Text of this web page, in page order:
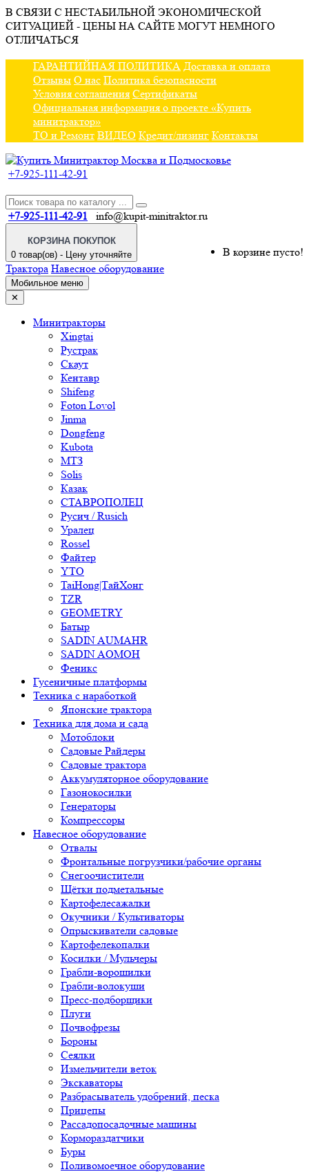
В СВЯЗИ С НЕСТАБИЛЬНОЙ ЭКОНОМИЧЕСКОЙ
СИТУАЦИЕЙ - ЦЕНЫ НА САЙТЕ МОГУТ НЕМНОГО
ОТЛИЧАТЬСЯ
ГАРАНТИЙНАЯ ПОЛИТИКА Доставка и оплата
Отзывы О нас Политика безопасности
Условия соглашения Сертификаты
Официальная информация о проекте «Купить
минитрактор»
ТО и Ремонт ВИДЕО Кредит/лизинг Контакты
+7-925-111-42-91
+7-925-111-42-91 info@kupit-minitraktor.ru
КОРЗИНА ПОКУПОК
0 товар(ов) - Цену уточняйте
В корзине пусто!
Трактора Навесное оборудование
Мобильное меню
✕
Минитракторы
Xingtai
Рустрак
Скаут
Кентавр
Shifeng
Foton Lovol
Jinma
Dongfeng
Kubota
МТЗ
Solis
Казак
СТАВРОПОЛЕЦ
Русич / Rusich
Уралец
Rossel
Файтер
YTO
TaiHong|ТайХонг
TZR
GEOMETRY
Батыр
SADIN AUMAHR
SADIN AOMOH
Феникс
Гусеничные платформы
Техника с наработкой
Японские трактора
Техника для дома и сада
Мотоблоки
Садовые Райдеры
Садовые трактора
Аккумуляторное оборудование
Газонокосилки
Генераторы
Компрессоры
Навесное оборудование
Отвалы
Фронтальные погрузчики/рабочие органы
Снегоочистители
Щётки подметальные
Картофелесажалки
Окучники / Культиваторы
Опрыскиватели садовые
Картофелекопалки
Косилки / Мульчеры
Грабли-ворошилки
Грабли-волокуши
Пресс-подборщики
Плуги
Почвофрезы
Бороны
Сеялки
Измельчители веток
Экскаваторы
Разбрасыватель удобрений, песка
Прицепы
Рассадопосадочные машины
Кормораздатчики
Буры
Поливомоечное оборудование